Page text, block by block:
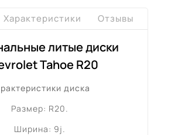
Характеристики Отзывы
литые диски
Tahoe R20
диска
Размер: R20.
Ширина: 9j.